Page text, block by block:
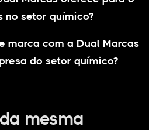
no setor químico?
marca com a Dual Marcas
do setor químico?
mesma